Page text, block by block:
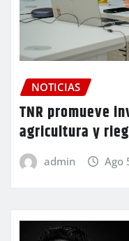
NOTICIAS
TNR promueve
agricultura y
admin Ago